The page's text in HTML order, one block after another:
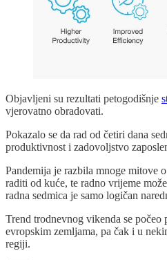
Objavljeni su rezultati petogodišnje
vjerovatno obradovati.
Pokazalo se da rad od četiri dana
produktivnost i zadovoljstvo
Pandemija je razbila mnoge mitove
raditi od kuće, te radno vrijeme
radna sedmica je samo logičan
Trend trodnevnog vikenda se
evropskim zemljama, pa čak i u
regiji.